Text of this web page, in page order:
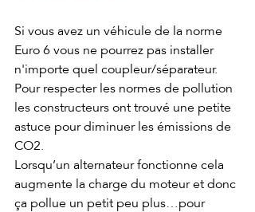
Si vous avez un véhicule de la norme
Euro 6 vous ne pourrez pas installer
n'importe quel coupleur/séparateur.
Pour respecter les normes de pollution
les constructeurs ont trouvé une petite
astuce pour diminuer les émissions de
CO2.
Lorsqu’un alternateur fonctionne cela
augmente la charge du moteur et donc
ça pollue un petit peu plus…pour